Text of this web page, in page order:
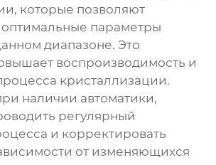
которые позволяют
параметры
диапазоне. Это
воспроизводимость и
кристаллизации.
наличии автоматики,
регулярный
и корректировать
от изменяющихся